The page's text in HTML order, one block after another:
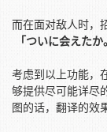
而在面对敌人时，
「ついに会えたか
考虑到以上功能，
够提供尽可能详尽
图的话，翻译的效